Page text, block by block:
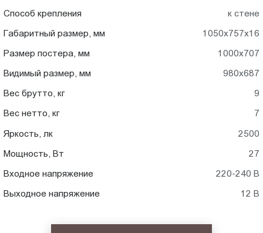
Способ крепления к стене
Габаритный размер, мм 1050x757x16
Размер постера, мм 1000x707
Видимый размер, мм 980x687
Вес брутто, кг 9
Вес нетто, кг 7
Яркость, лк 2500
Мощность, Вт 27
Входное напряжение 220-240 В
Выходное напряжение 12 В